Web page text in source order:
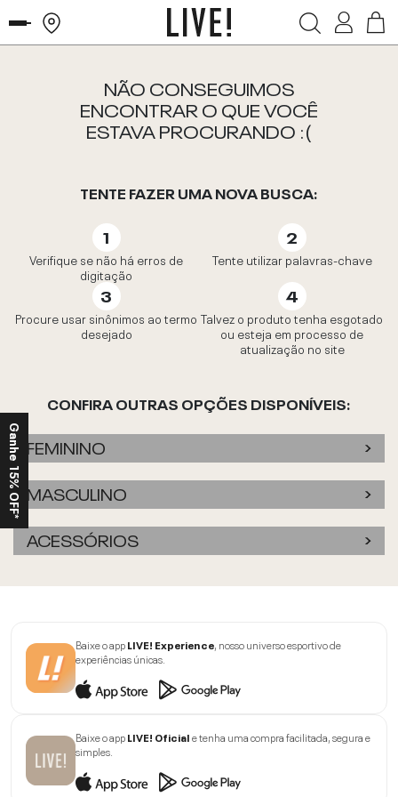
NÃO CONSEGUIMOS
ENCONTRAR O QUE VOCÊ
ESTAVA PROCURANDO :(
TENTE FAZER UMA NOVA BUSCA:
Verifique se não há erros de
digitação
Tente utilizar palavras-chave
Procure usar sinônimos ao termo
desejado
Talvez o produto tenha esgotado
ou esteja em processo de
atualização no site
CONFIRA OUTRAS OPÇÕES DISPONÍVEIS:
FEMININO
MASCULINO
ACESSÓRIOS
Baixe o appLIVE! Experience, nosso universo esportivo de
experiências únicas.
Baixe o appLIVE! Oficiale tenha uma compra facilitada, segura e
simples.
Ganhe 15% OFF*